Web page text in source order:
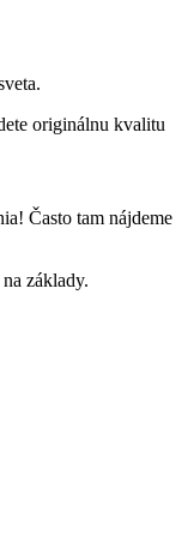
originálnu kvalitu
Často tam nájdeme
základy.